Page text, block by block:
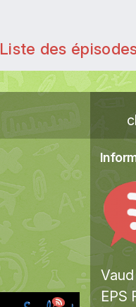
Liste des
Vaud
EPS